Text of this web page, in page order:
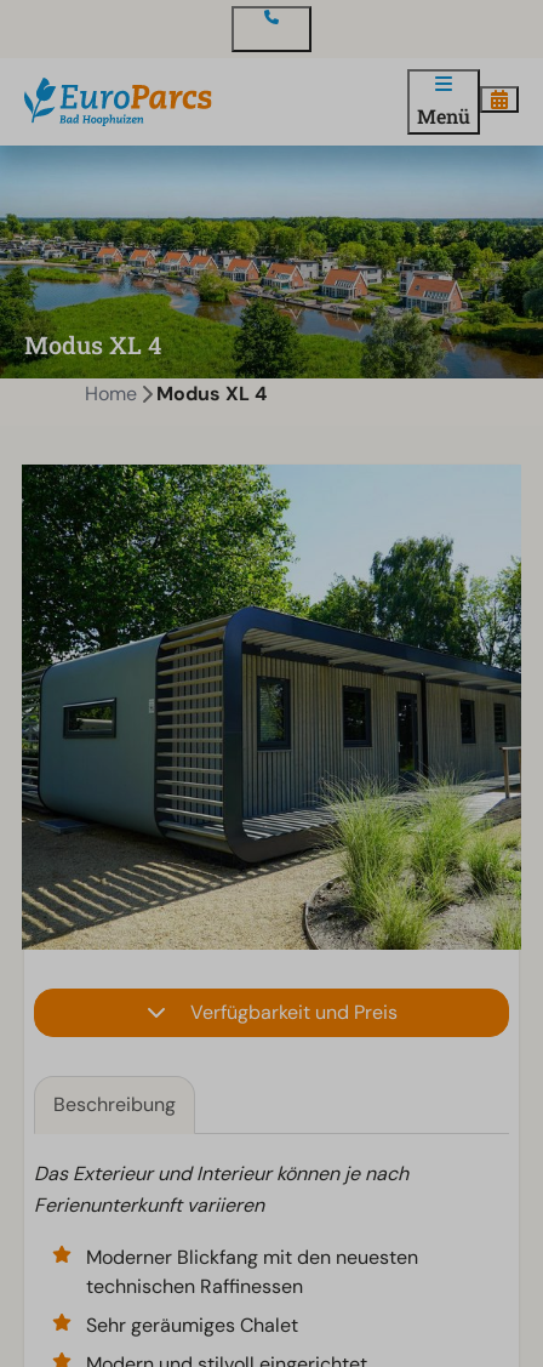
Menü
Modus XL 4
Home Modus XL 4
Verfügbarkeit und Preis
Beschreibung
Das Exterieur und Interieur können je nach
Ferienunterkunft variieren
Moderner Blickfang mit den neuesten
technischen Raffinessen
Sehr geräumiges Chalet